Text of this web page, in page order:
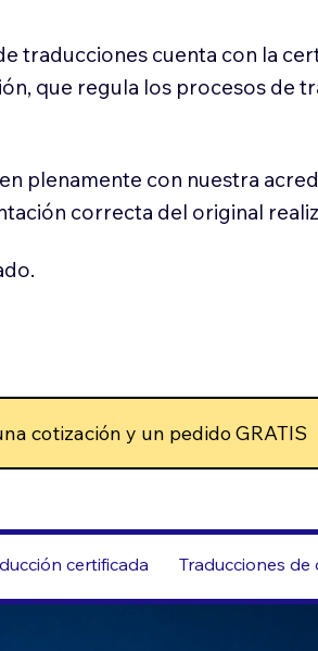
cuenta con la
que regula los procesos de
plenamente con nuestra
correcta del original
cotización y un pedido GRATIS
certificada Traducciones de